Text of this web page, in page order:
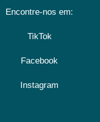
Encontre-nos em:
TikTok
Facebook
Instagram